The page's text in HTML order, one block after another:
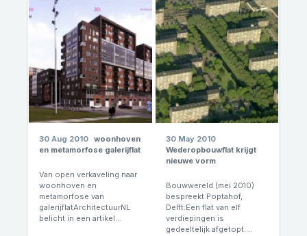
30 Aug 2010 woonhoven
en metamorfose galerijflat
Van open verkaveling naar
woonhoven en
metamorfose van
galerijflatArchitectuurNL
belicht in een artikel...
30 May 2010
Wederopbouwflat krijgt
nieuwe vorm
Bouwwereld (mei 2010)
bespreekt Poptahof,
Delft:Een flat van elf
verdiepingen is
gedeeltelijk afgetopt....